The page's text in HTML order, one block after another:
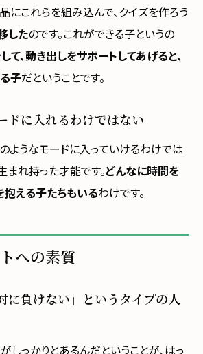
にこれらを組み込んで、クイズを作ろう
したのです。これができる子というの
て、動き出しをサポートしてあげると、
子だということです。
ドに入れるわけではない
ようなモードに入っていけるわけでは
まれ持った才能です。どんなに時間を
抱える子たちもいるわけです。
への素質
に負けない」というタイプの人
しっかりとあるんだということが、はっ